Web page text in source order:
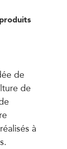
de
de
à